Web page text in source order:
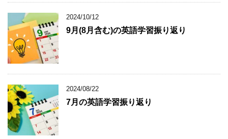
2024/10/12
9月(8月含む)の英語学習振り返り
2024/08/22
7月の英語学習振り返り